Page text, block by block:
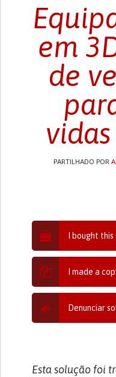
em
de
PARTILHADO POR
I bought
I made a
Denunciar
Esta solução foi